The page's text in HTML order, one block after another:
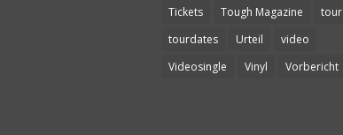
Tickets
Tough Magazine
tour
tourdates
Urteil
video
Videosingle
Vinyl Vorbericht